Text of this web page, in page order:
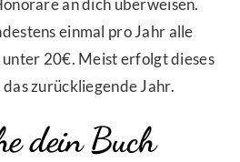
einmal pro Jahr alle
20€. Meist erfolgt dieses
zurückliegende Jahr.
dein Buch